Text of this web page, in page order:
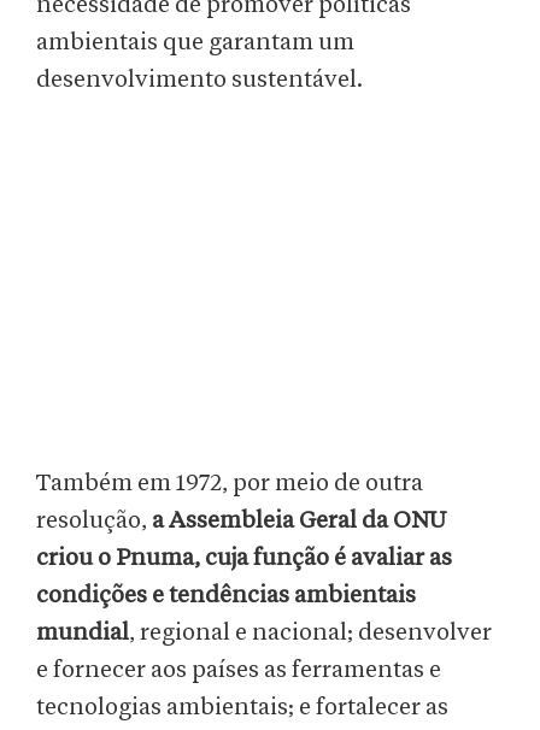
necessidade de promover políticas
ambientais que garantam um
desenvolvimento sustentável.
Também em 1972, por meio de outra
resolução, a Assembleia Geral da ONU
criou o Pnuma, cuja função é avaliar as
condições e tendências ambientais
mundial, regional e nacional; desenvolver
e fornecer aos países as ferramentas e
tecnologias ambientais; e fortalecer as